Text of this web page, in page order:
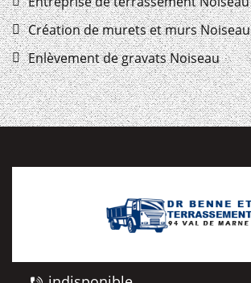
Création de murets et murs Noiseau
Enlèvement de gravats Noiseau